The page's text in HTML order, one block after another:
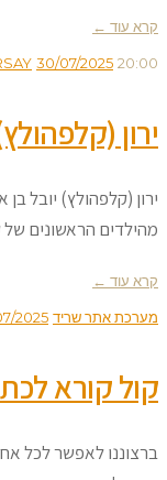
קרא עוד ←
30/07/2025 20:00
ירון
מהילדים הראשונים של
קרא עוד ←
מערכת אתר שריד 2025
קול קורא
ברצוננו לאפשר לכל